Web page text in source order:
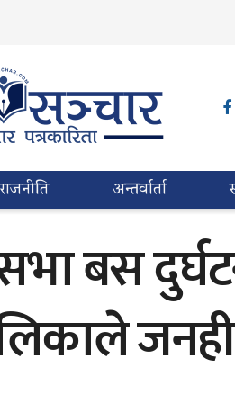
राजनीति अन्तर्वार्ता
बस